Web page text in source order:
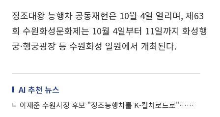
정조대왕 능행차 공동재현은 10월 4일 열리며, 제63
회 수원화성문화제는 10월 4일부터 11일까지 화성행
궁·행궁광장 등 수원화성 일원에서 개최된다.
AI 추천 뉴스
이재준 수원시장 후보 "정조능행차를 K-컬처로드로"…문화관광 산업화 승부수